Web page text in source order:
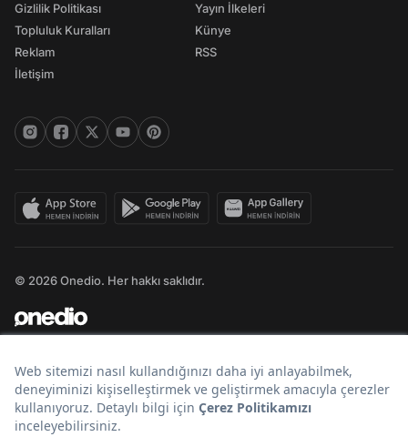
Gizlilik Politikası
Topluluk Kuralları
Reklam
İletişim
Yayın İlkeleri
Künye
RSS
© 2026 Onedio. Her hakkı saklıdır.
Bir markasıdır.